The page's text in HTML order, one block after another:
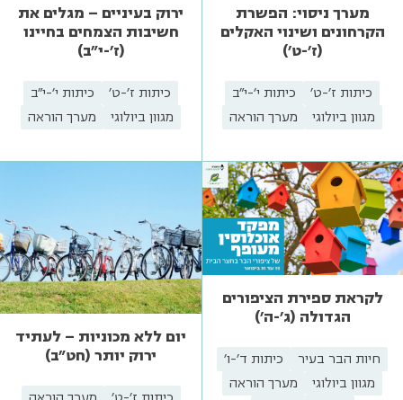
מערך ניסוי: הפשרת
הקרחונים ושינוי האקלים
(ז'-ט')
כיתות ז'-ט'
כיתות י'-י"ב
מגוון ביולוגי
מערך הוראה
ירוק בעיניים – מגלים את
חשיבות הצמחים בחיינו
(ז'-י"ב)
כיתות ז'-ט'
כיתות י'-י"ב
מגוון ביולוגי
מערך הוראה
לקראת ספירת הציפורים
הגדולה (ג'-ה')
חיות הבר בעיר
כיתות ד'-ו'
מגוון ביולוגי
מערך הוראה
יום ללא מכוניות – לעתיד
ירוק יותר (חט"ב)